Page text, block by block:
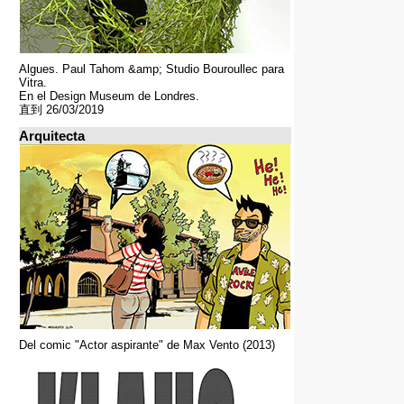
Algues. Paul Tahom &amp; Studio Bouroullec para
Vitra.
En el Design Museum de Londres.
直到 26/03/2019
Arquitecta
Del comic "Actor aspirante" de Max Vento (2013)